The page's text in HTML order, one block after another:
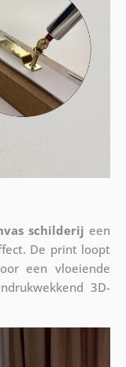
schilderij een
De print loopt
een vloeiende
3D-